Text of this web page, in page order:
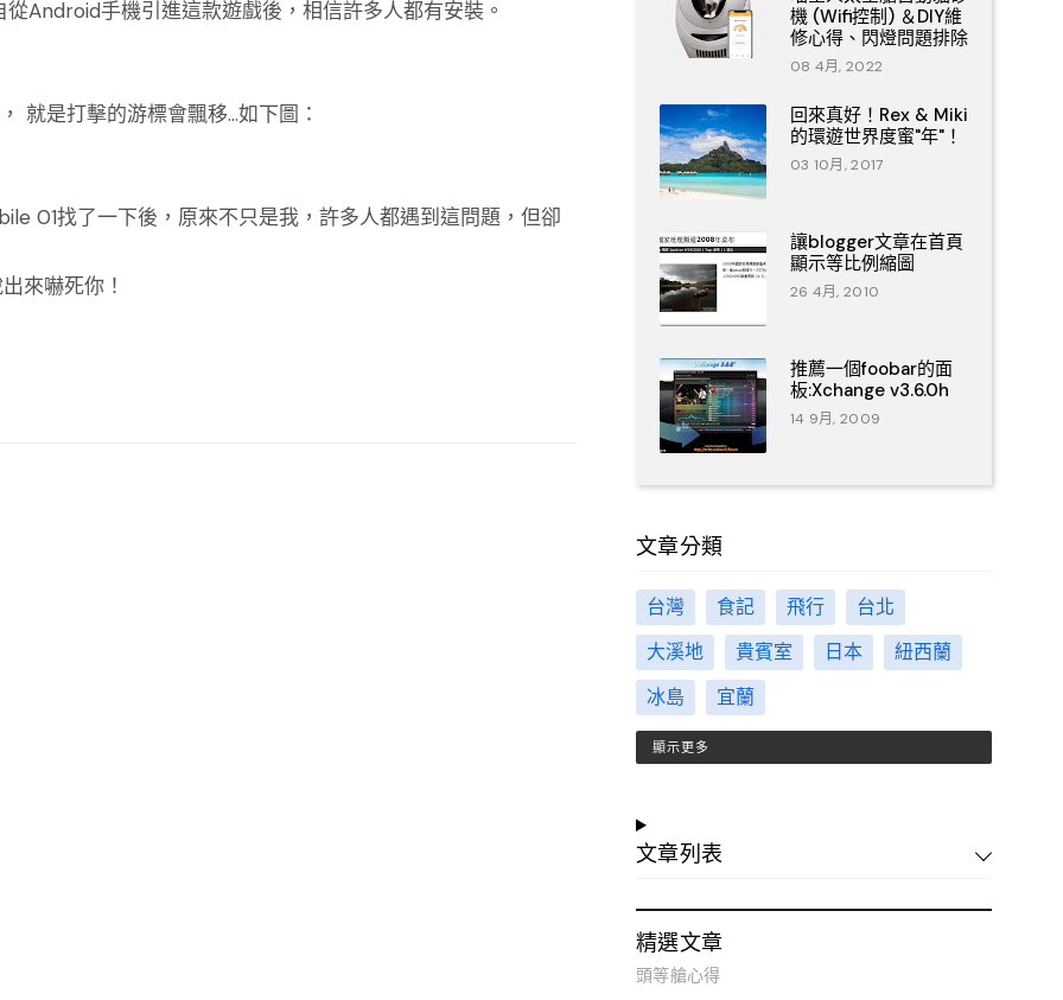
Android手機引進這款遊戲後，相信許多人都有安裝。
就是打擊的游標會飄移…如下圖：
01找了一下後，原來不只是我，許多人都遇到這問題，但卻
來嚇死你！
機 (Wifi控制) ＆DIY維
修心得、閃燈問題排除
08 4月, 2022
回來真好！Rex & Miki
的環遊世界度蜜"年"！
03 10月, 2017
讓blogger文章在首頁
顯示等比例縮圖
26 4月, 2010
推薦一個foobar的面
板:Xchange v3.6.0h
14 9月, 2009
文章分類
台灣 食記 飛行
台北
大溪地
貴賓室 日本
紐西蘭
冰島
宜蘭
顯示更多
文章列表
精選文章
頭等艙心得